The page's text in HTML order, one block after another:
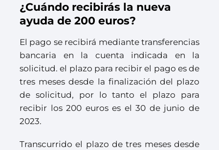
¿Cuándo recibirás la nueva
ayuda de 200 euros?
El pago se recibirá mediante transferencias
bancaria en la cuenta indicada en la
solicitud. el plazo para recibir el pago es de
tres meses desde la finalización del plazo
de solicitud, por lo tanto el plazo para
recibir los 200 euros es el 30 de junio de
2023.
Transcurrido el plazo de tres meses desde